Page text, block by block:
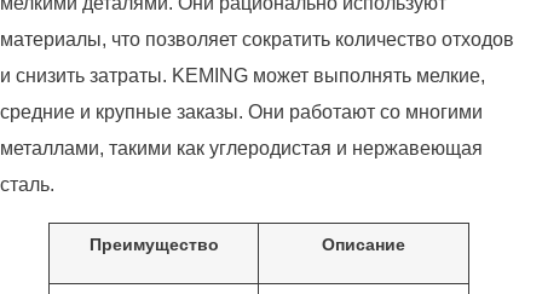
материалы, что позволяет сократить количество отходов
и снизить затраты. KEMING может выполнять мелкие,
средние и крупные заказы. Они работают со многими
металлами, такими как углеродистая и нержавеющая
сталь.
Преимущество Описание